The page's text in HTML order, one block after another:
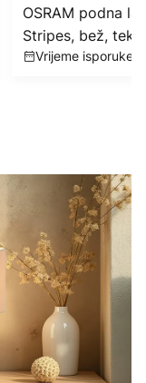
OSRAM podna
Stripes, bež,
Vrijeme isporuke: